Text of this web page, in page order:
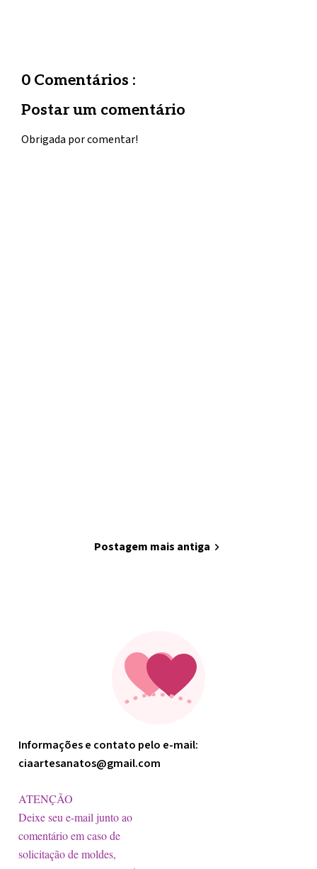
Informações e contato pelo e-mail:
ciaartesanatos@gmail.com
ATENÇÃO
Deixe seu e-mail junto ao
comentário em caso de
solicitação de moldes,
0 Comentários :
Postar um comentário
Obrigada por comentar!
Postagem mais antiga chevron_right